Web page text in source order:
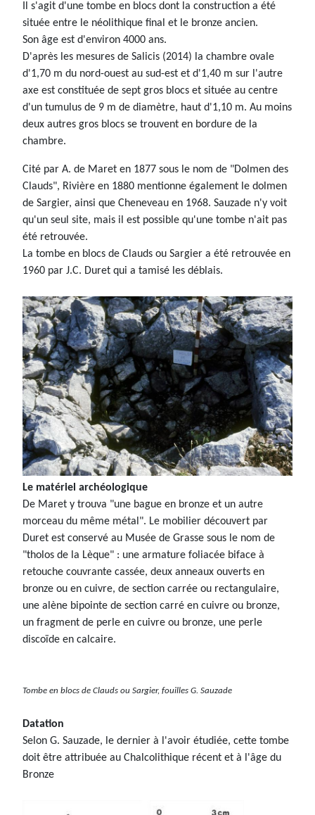
Il s'agit d'une tombe en blocs dont la construction a été
située entre le néolithique final et le bronze ancien.
Son âge est d'environ 4000 ans.
D'après les mesures de Salicis (2014) la chambre ovale
d'1,70 m du nord-ouest au sud-est et d'1,40 m sur l'autre
axe est constituée de sept gros blocs et située au centre
d'un tumulus de 9 m de diamètre, haut d'1,10 m. Au moins
deux autres gros blocs se trouvent en bordure de la
chambre.
Cité par A. de Maret en 1877 sous le nom de "Dolmen des
Clauds", Rivière en 1880 mentionne également le dolmen
de Sargier, ainsi que Cheneveau en 1968. Sauzade n'y voit
qu'un seul site, mais il est possible qu'une tombe n'ait pas
été retrouvée.
La tombe en blocs de Clauds ou Sargier a été retrouvée en
1960 par J.C. Duret qui a tamisé les déblais.
Le matériel archéologique
De Maret y trouva "une bague en bronze et un autre
morceau du même métal". Le mobilier découvert par
Duret est conservé au Musée de Grasse sous le nom de
"tholos de la Lèque" : une armature foliacée biface à
retouche couvrante cassée, deux anneaux ouverts en
bronze ou en cuivre, de section carrée ou rectangulaire,
une alène bipointe de section carré en cuivre ou bronze,
un fragment de perle en cuivre ou bronze, une perle
discoïde en calcaire.
Tombe en blocs de Clauds ou Sargier, fouilles G. Sauzade
Datation
Selon G. Sauzade, le dernier à l'avoir étudiée, cette tombe
doit être attribuée au Chalcolithique récent et à l'âge du
Bronze